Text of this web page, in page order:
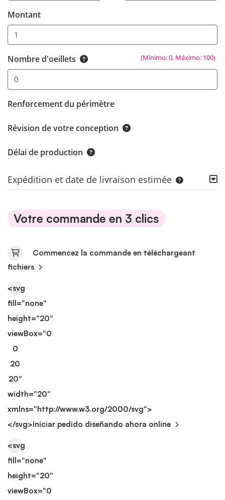
Montant
(Mínimo: 0, Máximo: 100)
Nombre d'oeillets
Renforcement du périmètre
Révision de votre conception
Délai de production
Expédition et date de livraison estimée
Votre commande en 3 clics
Commencez la commande en téléchargeant
fichiers
<svg
fill="none"
height="20"
viewBox="0
0
20
20"
width="20"
xmlns="http://www.w3.org/2000/svg">
</svg>Iniciar pedido diseñando ahora online
<svg
fill="none"
height="20"
viewBox="0